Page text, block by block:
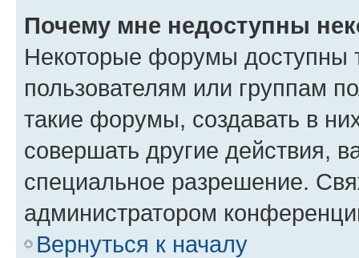
Почему мне недоступны
Некоторые форумы доступны
пользователям или группам
такие форумы, создавать в
совершать другие действия,
специальное разрешение.
администратором
Вернуться к началу